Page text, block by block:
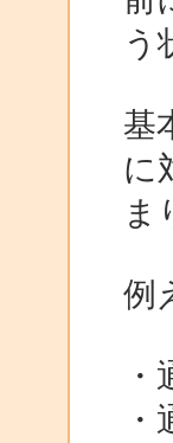
う
基
に
ま
例